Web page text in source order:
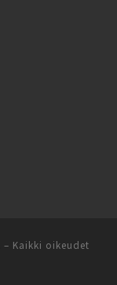
– Kaikki oikeudet